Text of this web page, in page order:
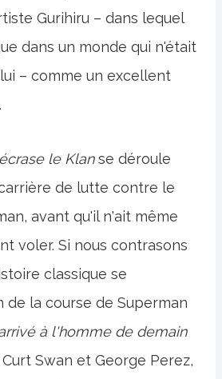
Gurihiru – dans lequel
dans un monde qui n'était
– comme un excellent
le Klanse déroule
de lutte contre le
avant qu'il n'ait même
voler. Si nous contrasons
classique se
de la course de Superman
à l'homme de demain
Swan et George Perez,